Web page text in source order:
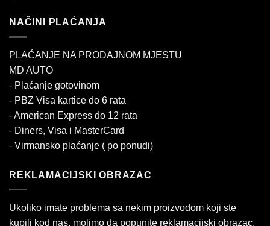
NAČINI PLAĆANJA
PLAĆANJE NA PRODAJNOM MJESTU
MD AUTO
- Plaćanje gotovinom
- PBZ Visa kartice do 6 rata
- American Express do 12 rata
- Diners, Visa i MasterCard
- Virmansko plaćanje ( po ponudi)
REKLAMACIJSKI OBRAZAC
Ukoliko imate problema sa nekim proizvodom koji ste
kupili kod nas, molimo da popunite reklamacijski obrazac.